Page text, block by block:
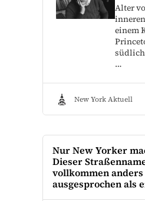
Alter
einem
südlich
…
New York Aktuell
Nur New Yorker
Dieser
vollkommen anders
ausgesprochen als